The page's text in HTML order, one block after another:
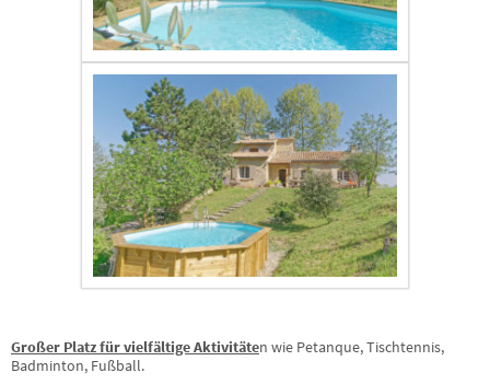
Großer Platz für vielfältige Aktivitäten wie Petanque, Tischtennis,
Badminton, Fußball.